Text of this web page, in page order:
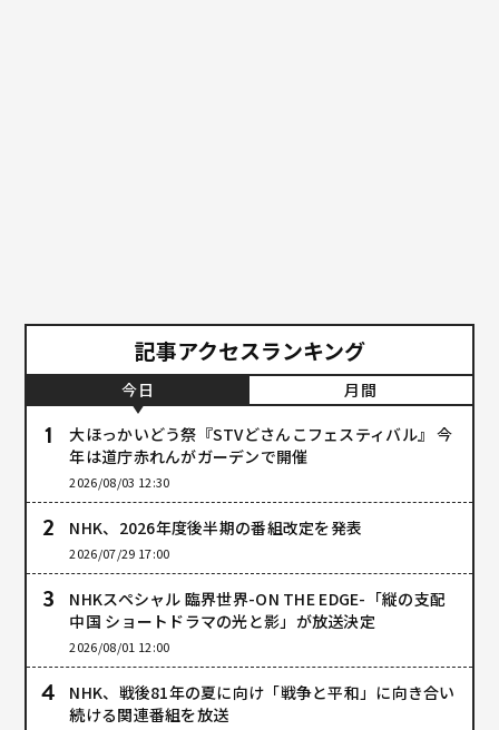
記事アクセスランキング
今日
月間
大ほっかいどう祭『STVどさんこフェスティバル』 今
年は道庁赤れんがガーデンで開催
2026/08/03 12:30
NHK、2026年度後半期の番組改定を発表
2026/07/29 17:00
NHKスペシャル 臨界世界-ON THE EDGE-「縦の支配
中国 ショートドラマの光と影」が放送決定
2026/08/01 12:00
NHK、戦後81年の夏に向け「戦争と平和」に向き合い
続ける関連番組を放送